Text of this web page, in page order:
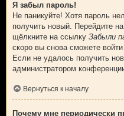
Я забыл пароль!
Не паникуйте! Хотя пароль
получить новый. Перейдите
щёлкните на ссылку Забыли
скоро вы снова сможете
Если не удалось получить
администратором
Вернуться к началу
Почему мне периодически